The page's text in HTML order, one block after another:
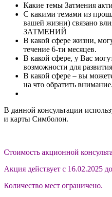
Какие темы Затмения
С какими темами из
вашей жизни) связано
ЗАТМЕНИЙ
В какой сфере жизни,
течение 6-ти месяцев.
В какой сфере, у Вас
возможности для
В какой сфере – вы
на что обратить внимание.
В данной консультации
и карты Симболон.
Стоимость акционной
Акция действует с 16.02.2025
Количество мест ограничено.